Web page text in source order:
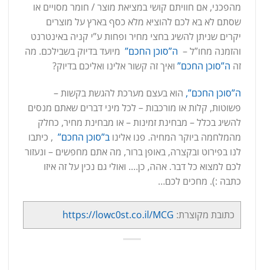
מהפכני, אם חוויתם קושי במציאת מוצר / חומר מסויים או
שסתם לא בא לכם להוציא מלא כסף בארץ על מוצרים
יקרים שניתן להשיג בחצי מחיר ופחות ע”י קניה באינטרנט
והזמנה מחו”ל – ה”סוכן החכם” מיועד בדיוק בשבילכם. מה
זה ה”סוכן החכם” ואיך זה קשור אלינו ואליכם בדיוק?
ה”סוכן החכם”, הוא בעצם מערכת להגשת בקשות –
פשוטות, קלות או מורכבות – לכל מיני דברים שאתם מנסים
להשיג בכלל – מבחינת זמינות – או מבחינת מחיר, כחלק
מהמלחמה ביוקר המחיה. פנו אלינו ב”סוכן החכם” , כיתבו
לנו בפירוט ובקצרה, באופן ברור, מה אתם מחפשים – ונעזור
לכם למצוא כל דבר. אהה, כן…. ואולי גם נכין על זה איזו
כתבה :). מחכים לכם…
כתובת מקוצרת: https://lowc0st.co.il/MCG